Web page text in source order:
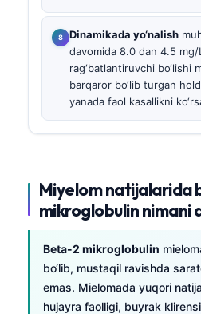
Dinamikada yo‘nalish
davomida 8.0 dan 4.5 mg/
rag‘batlantiruvchi bo‘lishi
barqaror bo‘lib turgan
yanada faol kasallikni
Miyelom natijalarida
mikroglobulin nimani
Beta-2 mikroglobulin
bo‘lib, mustaqil ravishda
emas. Mielomada yuqori
hujayra faolligi, buyrak